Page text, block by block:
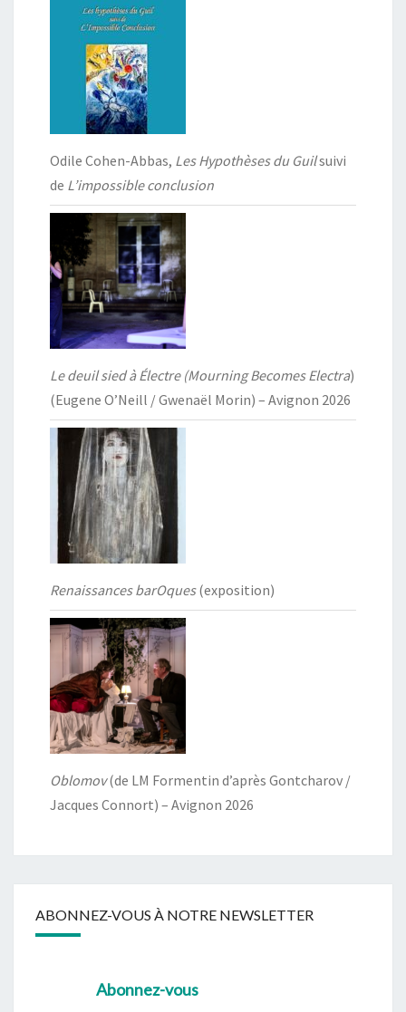
Odile Cohen-Abbas, Les Hypothèses du Guilsuivi
de L’impossible conclusion
Le deuil sied à Électre (Mourning Becomes Electra)
(Eugene O’Neill / Gwenaël Morin) – Avignon 2026
Renaissances barOques(exposition)
Oblomov(de LM Formentin d’après Gontcharov /
Jacques Connort) – Avignon 2026
ABONNEZ-VOUS À NOTRE NEWSLETTER
Abonnez-vous